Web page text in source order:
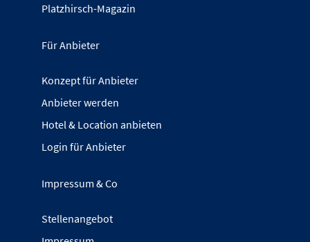
Platzhirsch-Magazin
Für Anbieter
Konzept für Anbieter
Anbieter werden
Hotel & Location anbieten
Login für Anbieter
Impressum & Co
Stellenangebot